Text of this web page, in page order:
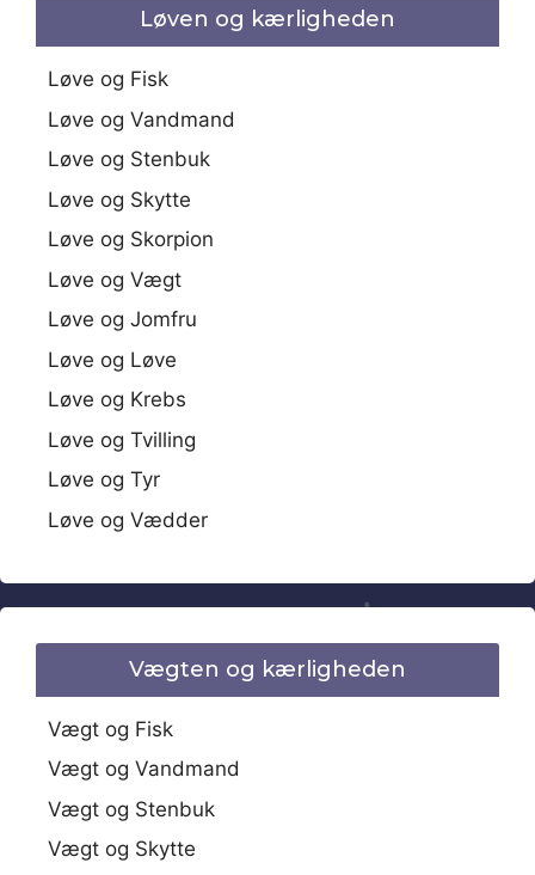
Løven og kærligheden
Løve og Fisk
Løve og Vandmand
Løve og Stenbuk
Løve og Skytte
Løve og Skorpion
Løve og Vægt
Løve og Jomfru
Løve og Løve
Løve og Krebs
Løve og Tvilling
Løve og Tyr
Løve og Vædder
Vægten og kærligheden
Vægt og Fisk
Vægt og Vandmand
Vægt og Stenbuk
Vægt og Skytte